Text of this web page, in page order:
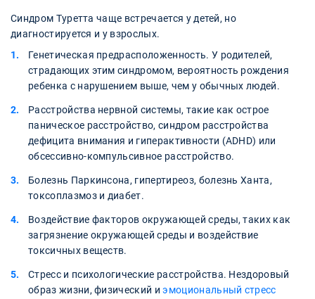
Синдром Туретта чаще встречается у детей, но
диагностируется и у взрослых.
Генетическая предрасположенность. У родителей,
страдающих этим синдромом, вероятность рождения
ребенка с нарушением выше, чем у обычных людей.
Расстройства нервной системы, такие как острое
паническое расстройство, синдром расстройства
дефицита внимания и гиперактивности (ADHD) или
обсессивно-компульсивное расстройство.
Болезнь Паркинсона, гипертиреоз, болезнь Ханта,
токсоплазмоз и диабет.
Воздействие факторов окружающей среды, таких как
загрязнение окружающей среды и воздействие
токсичных веществ.
Стресс и психологические расстройства. Нездоровый
образ жизни, физический иэмоциональный стресс